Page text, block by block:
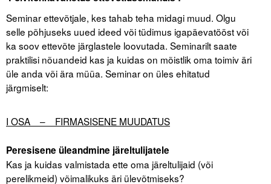
Astu ICC Eesti liikmeks!
Kalender
ICC Eesti
Tegevused
Arvamus
Viidad
Seminar ettevõtjale, kes tahab teha midagi muud. Olgu
selle põhjuseks uued ideed või tüdimus igapäevatööst või
ka soov ettevõte järglastele loovutada. Seminarilt saate
praktilisi nõuandeid kas ja kuidas on mõistlik oma toimiv äri
üle anda või ära müüa. Seminar on üles ehitatud
järgmiselt:
I OSA – FIRMASISENE MUUDATUS
Peresisene üleandmine järeltulijatele
Kas ja kuidas valmistada ette oma järeltulijaid (või
perelikmeid) võimalikuks äri ülevõtmiseks?